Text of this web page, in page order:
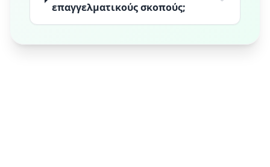
επαγγελματικούς σκοπούς;